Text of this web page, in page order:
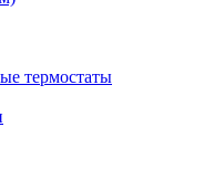
термостаты